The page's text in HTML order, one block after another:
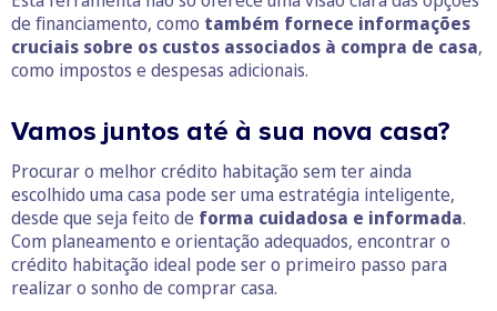
de financiamento, como também fornece informações
cruciais sobre os custos associados à compra de casa,
como impostos e despesas adicionais.
Vamos juntos até à sua nova casa?
Procurar o melhor crédito habitação sem ter ainda
escolhido uma casa pode ser uma estratégia inteligente,
desde que seja feito de forma cuidadosa e informada.
Com planeamento e orientação adequados, encontrar o
crédito habitação ideal pode ser o primeiro passo para
realizar o sonho de comprar casa.